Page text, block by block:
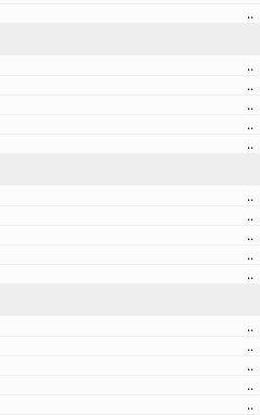
..
..
..
..
..
..
..
..
..
..
..
..
..
..
..
..